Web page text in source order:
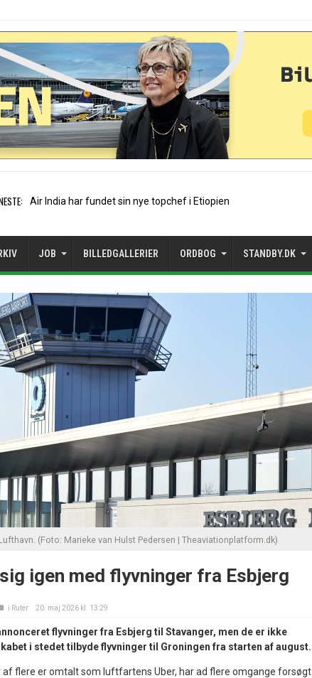
Wizz Air flyver i rødt trod
JOB BILLEDGALLERIER ORDBOG STANDBY.DK
(Foto: Marieke van Hulst Pedersen | Theaviationplatform.dk)
igen med flyvninger fra Esbjerg
i Ruter 20. maj 2026 kl. 13:29
flyvninger fra Esbjerg til Stavanger, men de er ikke
i stedet tilbyde flyvninger til Groningen fra starten af august.
af flere er omtalt som luftfartens Uber, har ad flere omgange forsøgt